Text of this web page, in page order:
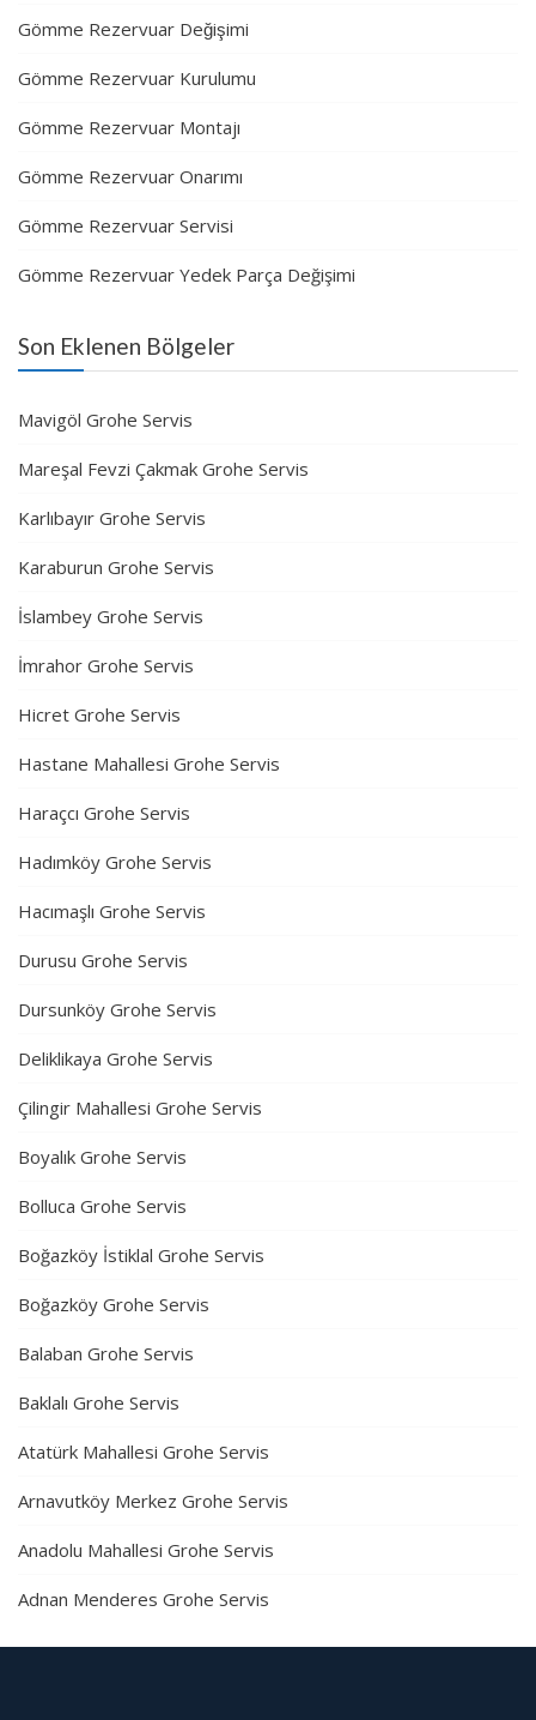
Gömme Rezervuar Değişimi
Gömme Rezervuar Kurulumu
Gömme Rezervuar Montajı
Gömme Rezervuar Onarımı
Gömme Rezervuar Servisi
Gömme Rezervuar Yedek Parça Değişimi
Son Eklenen Bölgeler
Mavigöl Grohe Servis
Mareşal Fevzi Çakmak Grohe Servis
Karlıbayır Grohe Servis
Karaburun Grohe Servis
İslambey Grohe Servis
İmrahor Grohe Servis
Hicret Grohe Servis
Hastane Mahallesi Grohe Servis
Haraçcı Grohe Servis
Hadımköy Grohe Servis
Hacımaşlı Grohe Servis
Durusu Grohe Servis
Dursunköy Grohe Servis
Deliklikaya Grohe Servis
Çilingir Mahallesi Grohe Servis
Boyalık Grohe Servis
Bolluca Grohe Servis
Boğazköy İstiklal Grohe Servis
Boğazköy Grohe Servis
Balaban Grohe Servis
Baklalı Grohe Servis
Atatürk Mahallesi Grohe Servis
Arnavutköy Merkez Grohe Servis
Anadolu Mahallesi Grohe Servis
Adnan Menderes Grohe Servis